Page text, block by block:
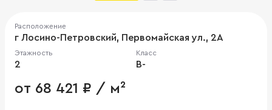
Расположение
г Лосино-Петровский, Первомайская ул., 2А
Этажность
2
Класс
B-
от 68 421 ₽ / м²